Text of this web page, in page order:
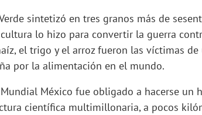
sintetizó en tres granos más de
lo hizo para convertir la guerra
el trigo y el arroz fueron las víctimas
por la alimentación en el mundo.
México fue obligado a hacerse un
científica multimillonaria, a pocos